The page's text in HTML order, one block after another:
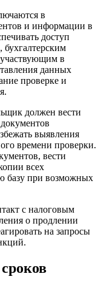
в
и информации в
доступ
в
данных
проверке и
должен вести
выявления
времени проверки.
вести
всех
базу при возможных
с налоговым
о продлении
на запросы